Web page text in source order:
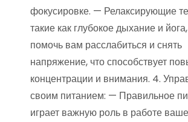
фокусировке. — Релаксирующие
такие как глубокое дыхание и
помочь вам расслабиться и снять
напряжение, что способствует
концентрации и внимания. 4.
своим питанием: — Правильное
играет важную роль в работе